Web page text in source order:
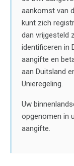
aankomst van
kunt zich
dan vrijgesteld
identificeren in
aangifte en
aan Duitsland
Unieregeling.
Uw
opgenomen in
aangifte.